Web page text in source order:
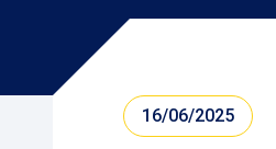
16/06/2025